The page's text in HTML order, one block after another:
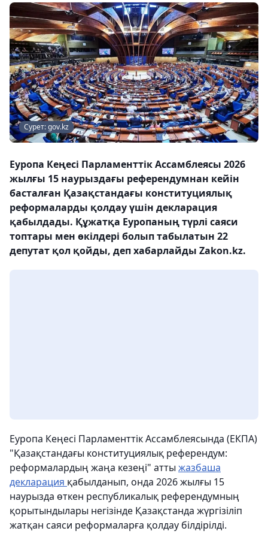
Сурет: gov.kz
Еуропа Кеңесі Парламенттік Ассамблеясы 2026
жылғы 15 наурыздағы референдумнан кейін
басталған Қазақстандағы конституциялық
реформаларды қолдау үшін декларация
қабылдады. Құжатқа Еуропаның түрлі саяси
топтары мен өкілдері болып табылатын 22
депутат қол қойды, деп хабарлайды Zakon.kz.
Еуропа Кеңесі Парламенттік Ассамблеясында (ЕКПА)
"Қазақстандағы конституциялық референдум:
реформалардың жаңа кезеңі" атты жазбаша
декларация қабылданып, онда 2026 жылғы 15
наурызда өткен республикалық референдумның
қорытындылары негізінде Қазақстанда жүргізіліп
жатқан саяси реформаларға қолдау білдірілді.